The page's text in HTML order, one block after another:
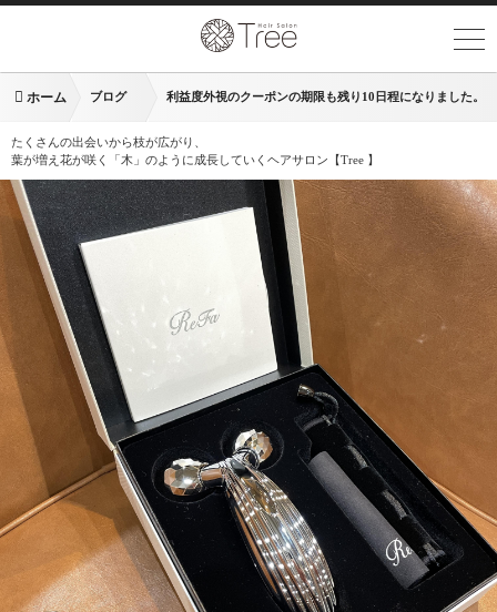
ホーム ブログ 利益度外視のクーポンの期限も残り10日程になりました。
たくさんの出会いから枝が広がり、
葉が増え花が咲く「木」のように成長していくヘアサロン【Tree 】